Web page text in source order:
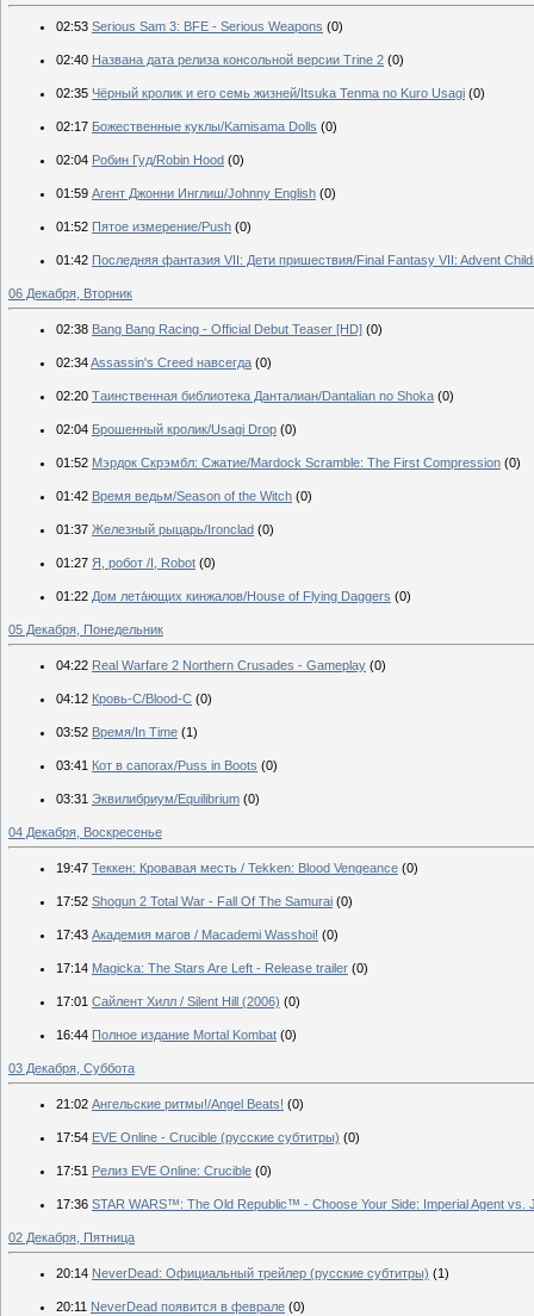
02:53 Serious Sam 3: BFE - Serious Weapons (0)
02:40 Названа дата релиза консольной версии Trine 2 (0)
02:35 Чёрный кролик и его семь жизней/Itsuka Tenma no Kuro Usagi (0)
02:17 Божественные куклы/Kamisama Dolls (0)
02:04 Робин Гуд/Robin Hood (0)
01:59 Агент Джонни Инглиш/Johnny English (0)
01:52 Пятое измерение/Push (0)
01:42 Последняя фантазия VII: Дети пришествия/Final Fantasy VII: Advent
06 Декабря, Вторник
02:38 Bang Bang Racing - Official Debut Teaser [HD] (0)
02:34Assassin's Creed навсегда (0)
02:20 Таинственная библиотека Данталиан/Dantalian no Shoka (0)
02:04 Брошенный кролик/Usagi Drop (0)
01:52 Мэрдок Скрэмбл: Сжатие/Mardock Scramble: The First Compression (0)
01:42 Время ведьм/Season of the Witch (0)
01:37 Железный рыцарь/Ironclad (0)
01:27 Я, робот /I, Robot (0)
01:22 Дом лета́ющих кинжалов/House of Flying Daggers (0)
05 Декабря, Понедельник
04:22 Real Warfare 2 Northern Crusades - Gameplay (0)
04:12 Кровь-С/Blood-C (0)
03:52 Время/In Time (1)
03:41 Кот в сапогах/Puss in Boots (0)
03:31 Эквилибриум/Equilibrium (0)
04 Декабря, Воскресенье
19:47 Теккен: Кровавая месть / Tekken: Blood Vengeance (0)
17:52 Shogun 2 Total War - Fall Of The Samurai (0)
17:43 Академия магов / Macademi Wasshoi! (0)
17:14 Magicka: The Stars Are Left - Release trailer (0)
17:01 Сайлент Хилл / Silent Hill (2006) (0)
16:44 Полное издание Mortal Kombat (0)
03 Декабря, Суббота
21:02 Ангельские ритмы!/Angel Beats! (0)
17:54 EVE Online - Crucible (русские субтитры) (0)
17:51 Релиз EVE Online: Crucible (0)
17:36 STAR WARS™: The Old Republic™ - Choose Your Side: Imperial Agent vs.
02 Декабря, Пятница
20:14 NeverDead: Официальный трейлер (русские субтитры) (1)
20:11 NeverDead появится в феврале (0)